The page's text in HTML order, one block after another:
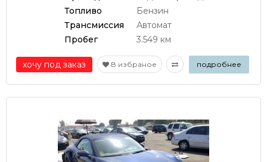
Топливо
Бензин
Трансмиссия
Автомат
Пробег
3.549 км
хочу под заказ В избраное подробнее